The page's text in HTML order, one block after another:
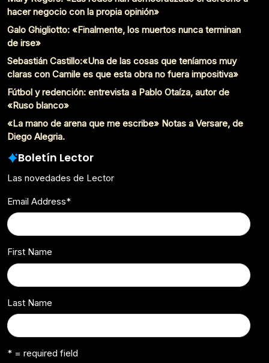
hacer negocio con la propia opinión»
Galo Ghigliotto: «Finalmente, los muertos nunca terminan
de irse»
Sebastián Castillo:«Una de las cosas que teníamos muy
claras con Camile es que esta obra no fuera impositiva»
Fútbol y redención: entrevista a Pablo Otaíza, autor de
«Ruso blanco»
«La mano de arena que me escribe» Notas a Versare, de
Diego Alegria.
Boletín Lector
Las novedades de Lector
Email Address*
First Name
Last Name
* = required field